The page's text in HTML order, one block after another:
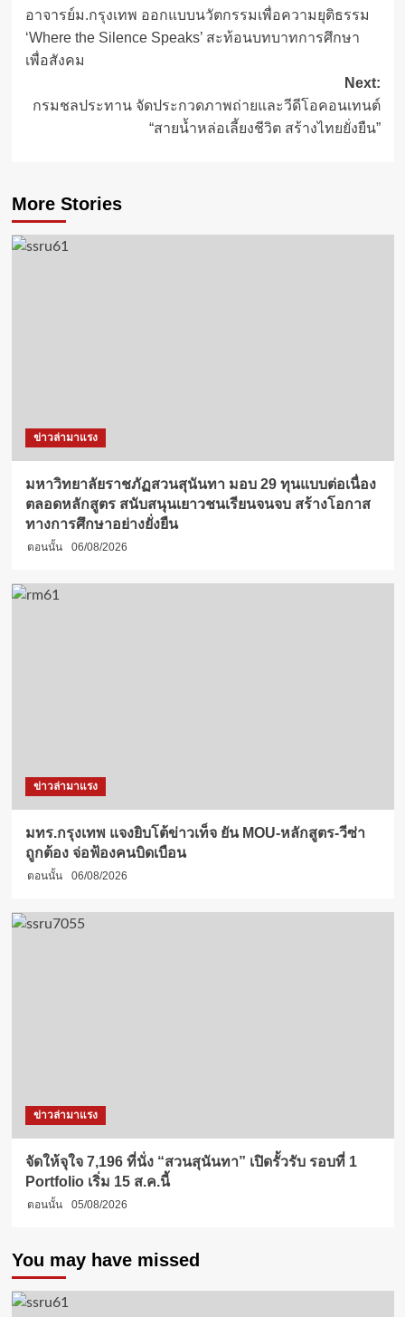
navigation
อาจารย์ม.กรุงเทพ ออกแบบนวัตกรรมเพื่อความยุติธรรม
‘Where the Silence Speaks’ สะท้อนบทบาทการศึกษา
เพื่อสังคม
Next:
กรมชลประทาน จัดประกวดภาพถ่ายและวีดีโอคอนเทนต์
“สายน้ำหล่อเลี้ยงชีวิต สร้างไทยยั่งยืน”
More Stories
ข่าวล่ามาแรง
มหาวิทยาลัยราชภัฏสวนสุนันทา มอบ 29 ทุนแบบต่อเนื่อง
ตลอดหลักสูตร สนับสนุนเยาวชนเรียนจนจบ สร้างโอกาส
ทางการศึกษาอย่างยั่งยืน
ตอนนั้น 06/08/2026
ข่าวล่ามาแรง
มทร.กรุงเทพ แจงยิบโต้ข่าวเท็จ ยัน MOU-หลักสูตร-วีซ่า
ถูกต้อง จ่อฟ้องคนบิดเบือน
ตอนนั้น 06/08/2026
ข่าวล่ามาแรง
จัดให้จุใจ 7,196 ที่นั่ง “สวนสุนันทา” เปิดรั้วรับ รอบที่ 1
Portfolio เริ่ม 15 ส.ค.นี้
ตอนนั้น 05/08/2026
You may have missed